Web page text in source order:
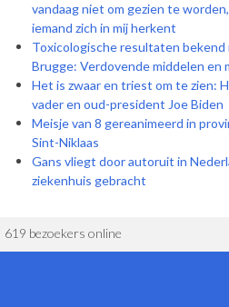
vandaag niet om gezien te
iemand zich in mij herkent
Toxicologische resultaten bekend
Brugge: Verdovende middelen en
Het is zwaar en triest om te zien:
vader en oud-president Joe Biden
Meisje van 8 gereanimeerd in
Sint-Niklaas
Gans vliegt door autoruit in
ziekenhuis gebracht
619 bezoekers online